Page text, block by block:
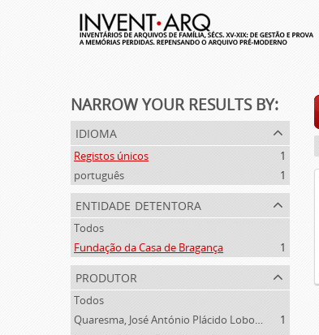
NARROW YOUR RESULTS BY:
idioma
Registos únicos
1
português
1
entidade detentora
Todos
Fundação da Casa de Bragança
1
produtor
Todos
Quaresma, José António Plácido Lobo da Silveira (1769-1844)
1